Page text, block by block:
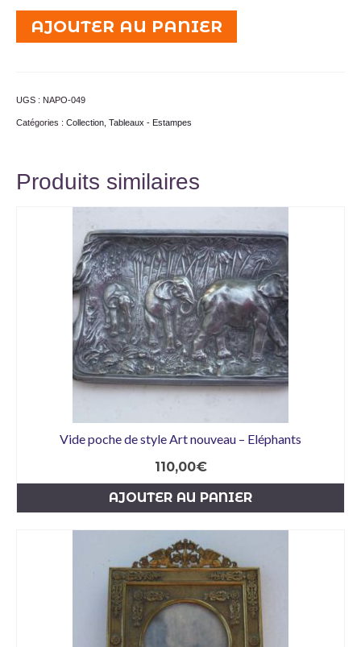
–
Napoléon
XIXe
AJOUTER AU PANIER
UGS : NAPO-049
Catégories : Collection Tableaux - Estampes
Produits similaires
Vide poche de style Art nouveau – Eléphants
110,00€
AJOUTER AU PANIER